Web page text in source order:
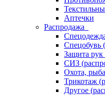
Аптечки
Распродажа
Спецобувь
Защита рук
СИЗ
Охота,
Трикотаж
Другое